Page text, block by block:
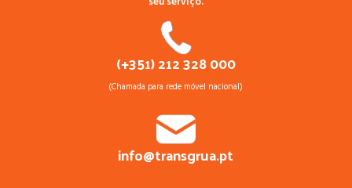
(+351) 212 328 000
(Chamada para rede móvel nacional)
info@transgrua.pt